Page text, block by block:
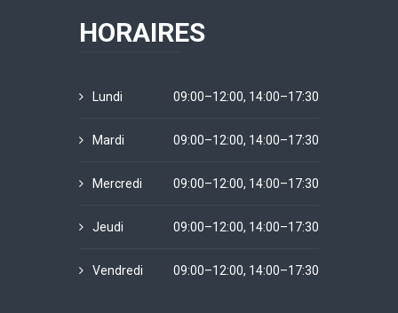
HORAIRES
Lundi 09:00–12:00, 14:00–17:30
Mardi 09:00–12:00, 14:00–17:30
Mercredi 09:00–12:00, 14:00–17:30
Jeudi 09:00–12:00, 14:00–17:30
Vendredi 09:00–12:00, 14:00–17:30